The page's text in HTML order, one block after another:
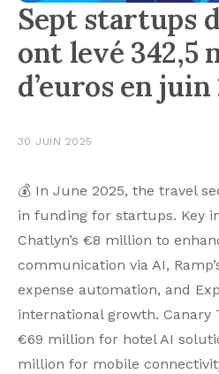
Sept startups
ont levé 342,5
d’euros en juin
30 JUIN 2025
💰 In June 2025, the travel
in funding for startups. Key
Chatlyn’s €8 million to
communication via AI,
expense automation, and
international growth. Canary
€69 million for hotel AI
million for mobile